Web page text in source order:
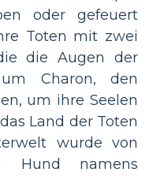
oder gefeuert
Toten mit zwei
die Augen der
Charon, den
um ihre Seelen
Land der Toten
wurde von
Hund namens